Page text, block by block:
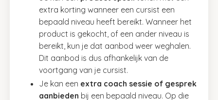
extra korting wanneer een cursist een
bepaald niveau heeft bereikt. Wanneer het
product is gekocht, of een ander niveau is
bereikt, kun je dat aanbod weer weghalen.
Dit aanbod is dus afhankelijk van de
voortgang van je cursist.
Je kan een extra coach sessie of gesprek
aanbieden bij een bepaald niveau. Op die